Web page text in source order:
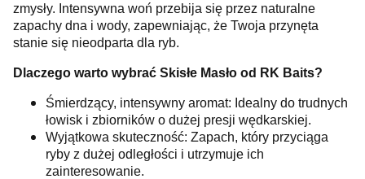
zmysły. Intensywna woń przebija się przez naturalne
zapachy dna i wody, zapewniając, że Twoja przynęta
stanie się nieodparta dla ryb.
Dlaczego warto wybrać Skisłe Masło od RK Baits?
Śmierdzący, intensywny aromat: Idealny do trudnych
łowisk i zbiorników o dużej presji wędkarskiej.
Wyjątkowa skuteczność: Zapach, który przyciąga
ryby z dużej odległości i utrzymuje ich
zainteresowanie.